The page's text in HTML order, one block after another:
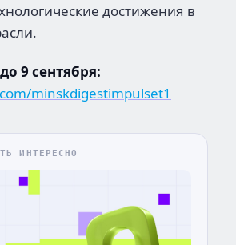
достижения в
9 сентября:
minskdigestimpulset1
ИНТЕРЕСНО